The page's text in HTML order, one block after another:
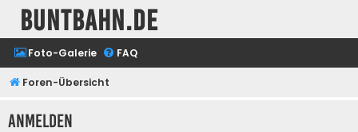
buntbahn.de
Foto-Galerie FAQ
Foren-Übersicht
Anmelden